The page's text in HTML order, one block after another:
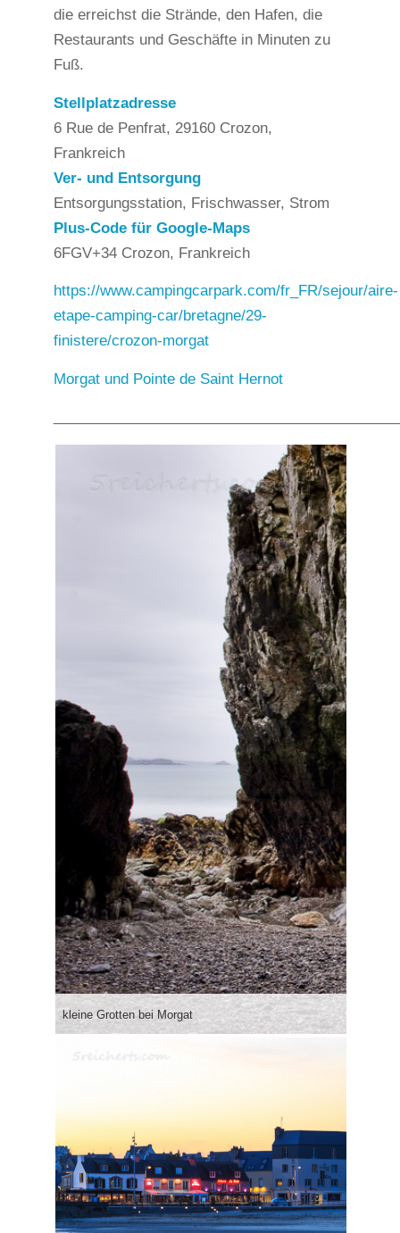
die erreichst die Strände, den Hafen, die
Restaurants und Geschäfte in Minuten zu
Fuß.
Stellplatzadresse
6 Rue de Penfrat, 29160 Crozon,
Frankreich
Ver- und Entsorgung
Entsorgungsstation, Frischwasser, Strom
Plus-Code für Google-Maps
6FGV+34 Crozon, Frankreich
https://www.campingcarpark.com/fr_FR/sejour/aire-
etape-camping-car/bretagne/29-
finistere/crozon-morgat
Morgat und Pointe de Saint Hernot
kleine Grotten bei Morgat